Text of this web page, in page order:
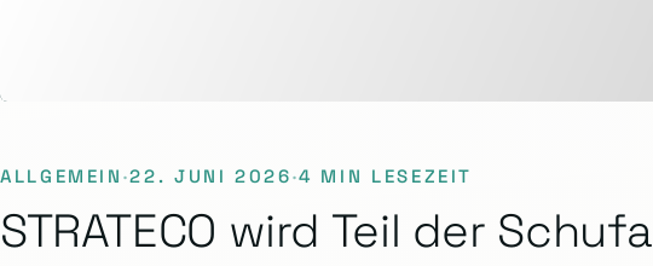
ALLGEMEIN ·22. JUNI 2026·4 MIN LESEZEIT
STRATECO wird Teil der Schufa